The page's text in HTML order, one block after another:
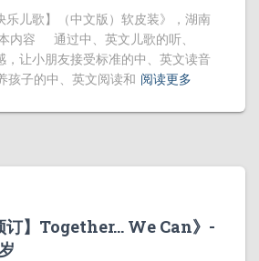
乐儿歌】（中文版）软皮装》，湖南
内容 通过中、英文儿歌的听、
，让小朋友接受标准的中、英文读音
子的中、英文阅读和 阅读更多
订】Together… We Can》-